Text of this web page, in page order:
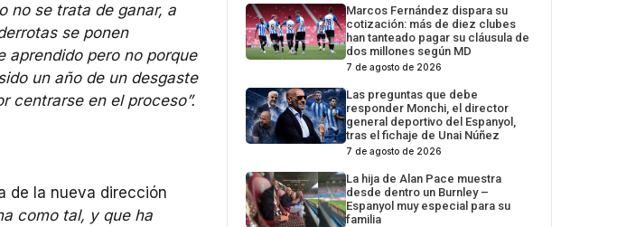
no se trata de ganar, a
se ponen
aprendido pero no porque
un año de un desgaste
centrarse en el proceso”.
de la nueva dirección
como tal, y que ha
Marcos Fernández dispara su
cotización: más de diez clubes
han tanteado pagar su cláusula de
dos millones según MD
7 de agosto de 2026
Las preguntas que debe
responder Monchi, el director
general deportivo del Espanyol,
tras el fichaje de Unai Núñez
7 de agosto de 2026
La hija de Alan Pace muestra
desde dentro un Burnley –
Espanyol muy especial para su
familia